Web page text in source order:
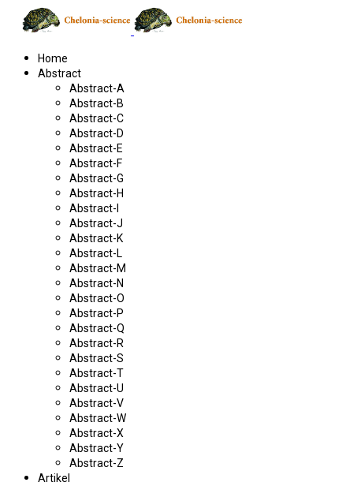
Home
Abstract
Abstract-A
Abstract-B
Abstract-C
Abstract-D
Abstract-E
Abstract-F
Abstract-G
Abstract-H
Abstract-I
Abstract-J
Abstract-K
Abstract-L
Abstract-M
Abstract-N
Abstract-O
Abstract-P
Abstract-Q
Abstract-R
Abstract-S
Abstract-T
Abstract-U
Abstract-V
Abstract-W
Abstract-X
Abstract-Y
Abstract-Z
Artikel